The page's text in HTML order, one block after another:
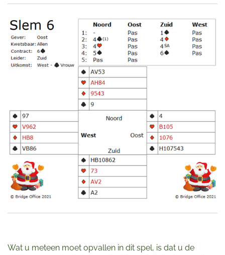
Wat u meteen moet opvallen in dit spel, is dat u de